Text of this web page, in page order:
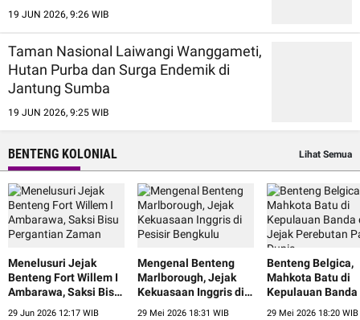
19 JUN 2026, 9:26 WIB
Taman Nasional Laiwangi Wanggameti,
Hutan Purba dan Surga Endemik di
Jantung Sumba
19 JUN 2026, 9:25 WIB
BENTENG KOLONIAL Lihat Semua
Menelusuri Jejak
Benteng Fort Willem I
Ambarawa, Saksi Bisu
Pergantian Zaman
29 Jun 2026 12:17 WIB
Mengenal Benteng
Marlborough, Jejak
Kekuasaan Inggris di
Pesisir Bengkulu
29 Mei 2026 18:31 WIB
Benteng Belgica,
Mahkota Batu di
Kepulauan Banda
Jejak Perebutan
29 Mei 2026 18:20 WIB